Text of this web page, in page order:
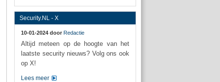
Security.NL - X
10-01-2024 door Redactie
Altijd meteen op de hoogte van het
laatste security nieuws? Volg ons ook
op X!
Lees meer